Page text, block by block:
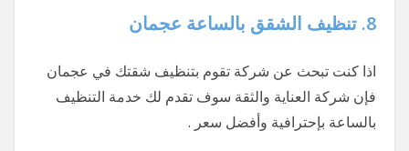
8. تنظيف الشقق بالساعة عجمان
اذا كنت تبحث عن شركة تقوم بتنظيف شقتك في عجمان
فإن شركة العناية والثقة سوف تقدم لك خدمة التنظيف
بالساعة بإحترافية وأفضل سعر .